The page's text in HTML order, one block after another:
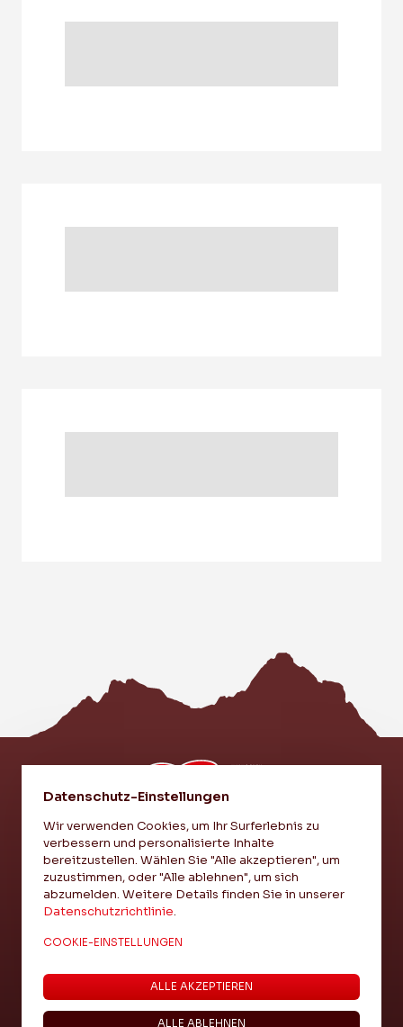
EI VEREIN - EI LIEBI - EI EINHEIT
IMPRESSUM
Datenschutz-Einstellungen
Wir verwenden Cookies, um Ihr Surferlebnis zu
verbessern und personalisierte Inhalte
bereitzustellen. Wählen Sie "Alle akzeptieren", um
zuzustimmen, oder "Alle ablehnen", um sich
abzumelden. Weitere Details finden Sie in unserer
Datenschutzrichtlinie.
COOKIE-EINSTELLUNGEN
ALLE AKZEPTIEREN
ALLE ABLEHNEN